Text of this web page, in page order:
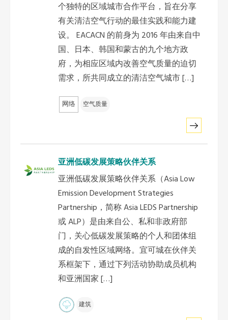
个独特的区域城市合作平台，旨在分享
有关清洁空气行动的最佳实践和能力建
设。 EACACN 的前身为 2016 年由来自中
国、日本、韩国和蒙古的九个地方政
府，为相应区域内改善空气质量的迫切
需求，所共同成立的清洁空气城市 […]
网络 空气质量
亚洲低碳发展策略伙伴关系
亚洲低碳发展策略伙伴关系（Asia Low
Emission Development Strategies
Partnership，简称 Asia LEDS Partnership
或 ALP）是由来自公、私和非政府部
门，关心低碳发展策略的个人和团体组
成的自发性区域网络。宜可城在伙伴关
系框架下，通过下列活动协助成员机构
和亚洲国家 […]
建筑